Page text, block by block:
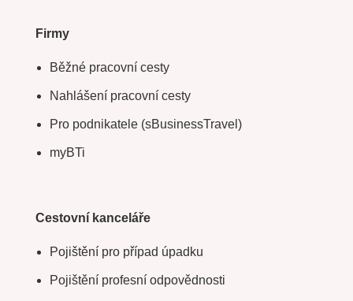
Firmy
Běžné pracovní cesty
Nahlášení pracovní cesty
Pro podnikatele (sBusinessTravel)
myBTi
Cestovní kanceláře
Pojištění pro případ úpadku
Pojištění profesní odpovědnosti